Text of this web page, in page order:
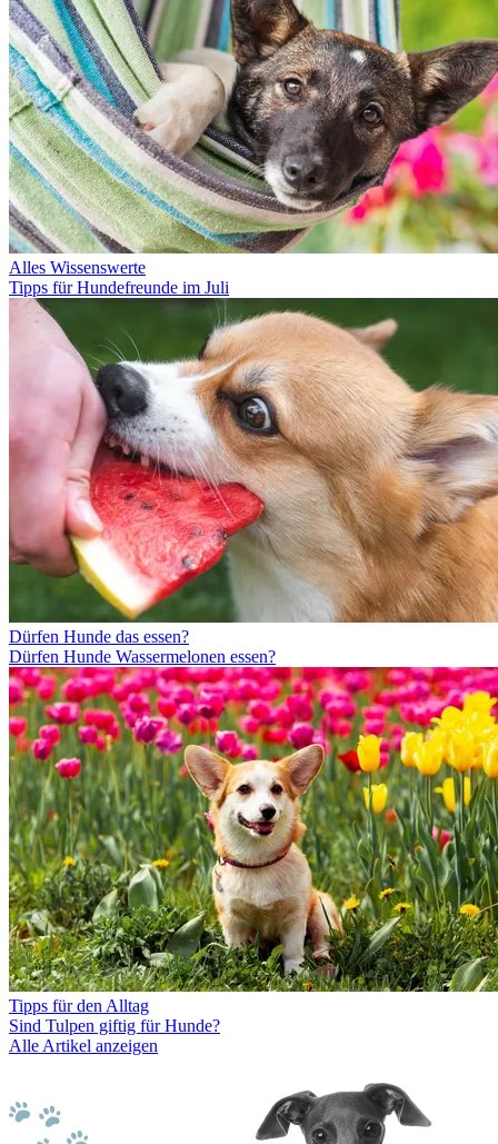
Alles Wissenswerte
Tipps für Hundefreunde im Juli
Dürfen Hunde das essen?
Dürfen Hunde Wassermelonen essen?
Tipps für den Alltag
Sind Tulpen giftig für Hunde?
Alle Artikel anzeigen